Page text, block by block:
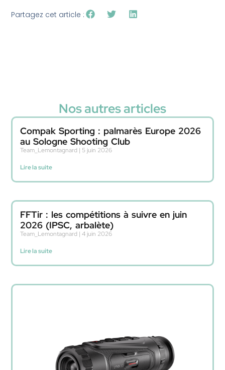
Partagez cet article :
Nos autres articles
Compak Sporting : palmarès Europe 2026
au Sologne Shooting Club
Team_Lemontagnard 5 juin 2026
Lire la suite
FFTir : les compétitions à suivre en juin
2026 (IPSC, arbalète)
Team_Lemontagnard 4 juin 2026
Lire la suite